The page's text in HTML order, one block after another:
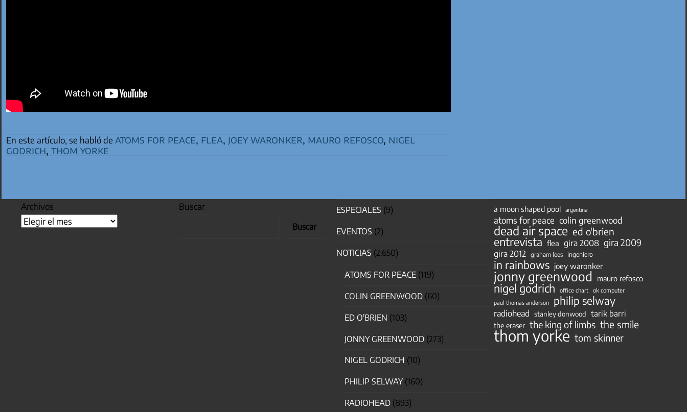
En este artículo, se habló de atoms for peace flea joey waronker mauro refosco, nigel
godrich thom yorke
Archivos Buscar
Buscar
ESPECIALES (9)
EVENTOS (2)
NOTICIAS (2.650)
ATOMS FOR PEACE (119)
COLIN GREENWOOD (60)
ED O'BRIEN (103)
JONNY GREENWOOD (273)
NIGEL GODRICH (10)
PHILIP SELWAY(160)
RADIOHEAD (893)
a moon shaped pool argentina
atoms for peace colin greenwood
dead air space ed o'brien
entrevista flea gira 2008 gira 2009
gira 2012 graham lees ingeniero
in rainbows joey waronker
jonny greenwood mauro refosco
nigel godrich office chart ok computer
paul thomas anderson philip selway
radiohead stanley donwood tarik barri
the eraser the king of limbs the smile
thom yorke tom skinner